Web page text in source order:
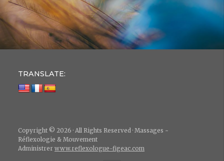
TRANSLATE:
Copyright © 2026 · All Rights Reserved · Massages ~
Réflexologie & Mouvement
Administrer www.reflexologue-figeac.com